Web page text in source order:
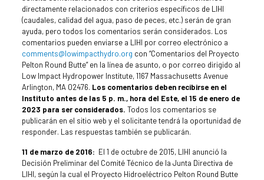
directamente relacionados con criterios específicos de LIHI
(caudales, calidad del agua, paso de peces, etc.) serán de gran
ayuda, pero todos los comentarios serán considerados. Los
comentarios pueden enviarse a LIHI por correo electrónico a
comments@lowimpacthydro.org con “Comentarios del Proyecto
Pelton Round Butte” en la línea de asunto, o por correo dirigido al
Low Impact Hydropower Institute, 1167 Massachusetts Avenue
Arlington, MA 02476. Los comentarios deben recibirse en el
Instituto antes de las 5 p. m., hora del Este, el 15 de enero de
2023 para ser considerados. Todos los comentarios se
publicarán en el sitio web y el solicitante tendrá la oportunidad de
responder. Las respuestas también se publicarán.
11 de marzo de 2016: El 1 de octubre de 2015, LIHI anunció la
Decisión Preliminar del Comité Técnico de la Junta Directiva de
LIHI, según la cual el Proyecto Hidroeléctrico Pelton Round Butte